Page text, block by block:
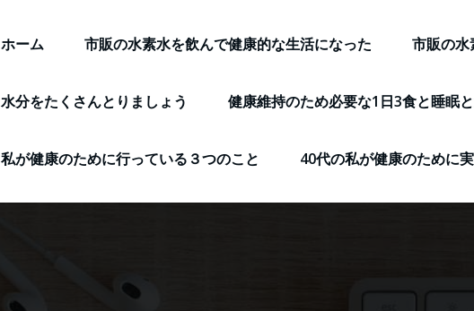
ホーム 市販の水素水を飲んで健康的な生活になった 市販の水
水分をたくさんとりましょう 健康維持のため必要な1日3食と睡眠
私が健康のために行っている３つのこと 40代の私が健康のために